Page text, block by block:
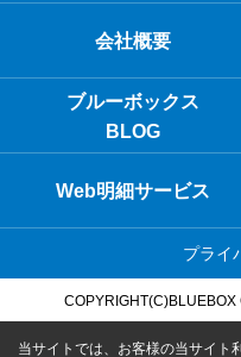
会社概要
ブルーボックス
BLOG
Web明細サービス
プライ
当サイトでは、お客様の当サイト